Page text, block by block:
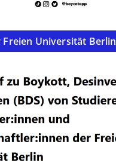
Freien Universität Berlin